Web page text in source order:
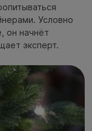
Условно
он начнёт
эксперт.